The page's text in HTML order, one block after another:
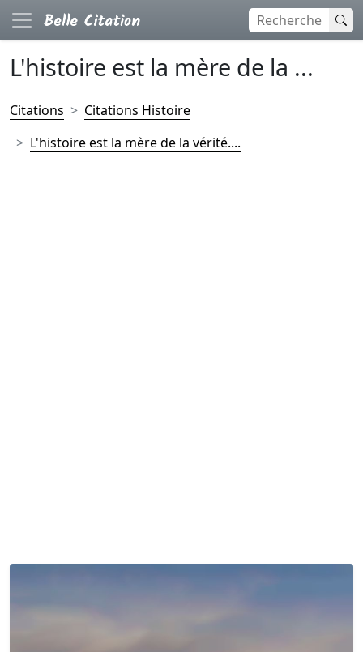
L'histoire est la mère de la ...
Citations
Citations Histoire
L'histoire est la mère de la vérité....